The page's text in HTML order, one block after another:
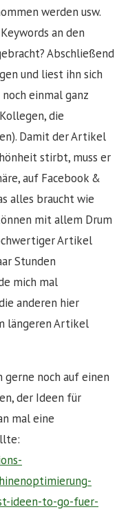
werden usw.
an den
Abschließend
und liest ihn sich
einmal ganz
die
Damit der Artikel
stirbt, muss er
auf Facebook &
alles braucht wie
mit allem Drum
Artikel
Stunden
mich mal
anderen hier
längeren Artikel
noch auf einen
der Ideen für
mal eine
ideen-to-go-fuer-